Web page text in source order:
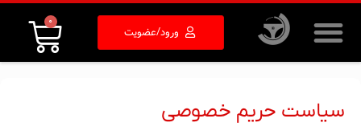
ورود/عضویت
0
سیاست حریم خصوصی